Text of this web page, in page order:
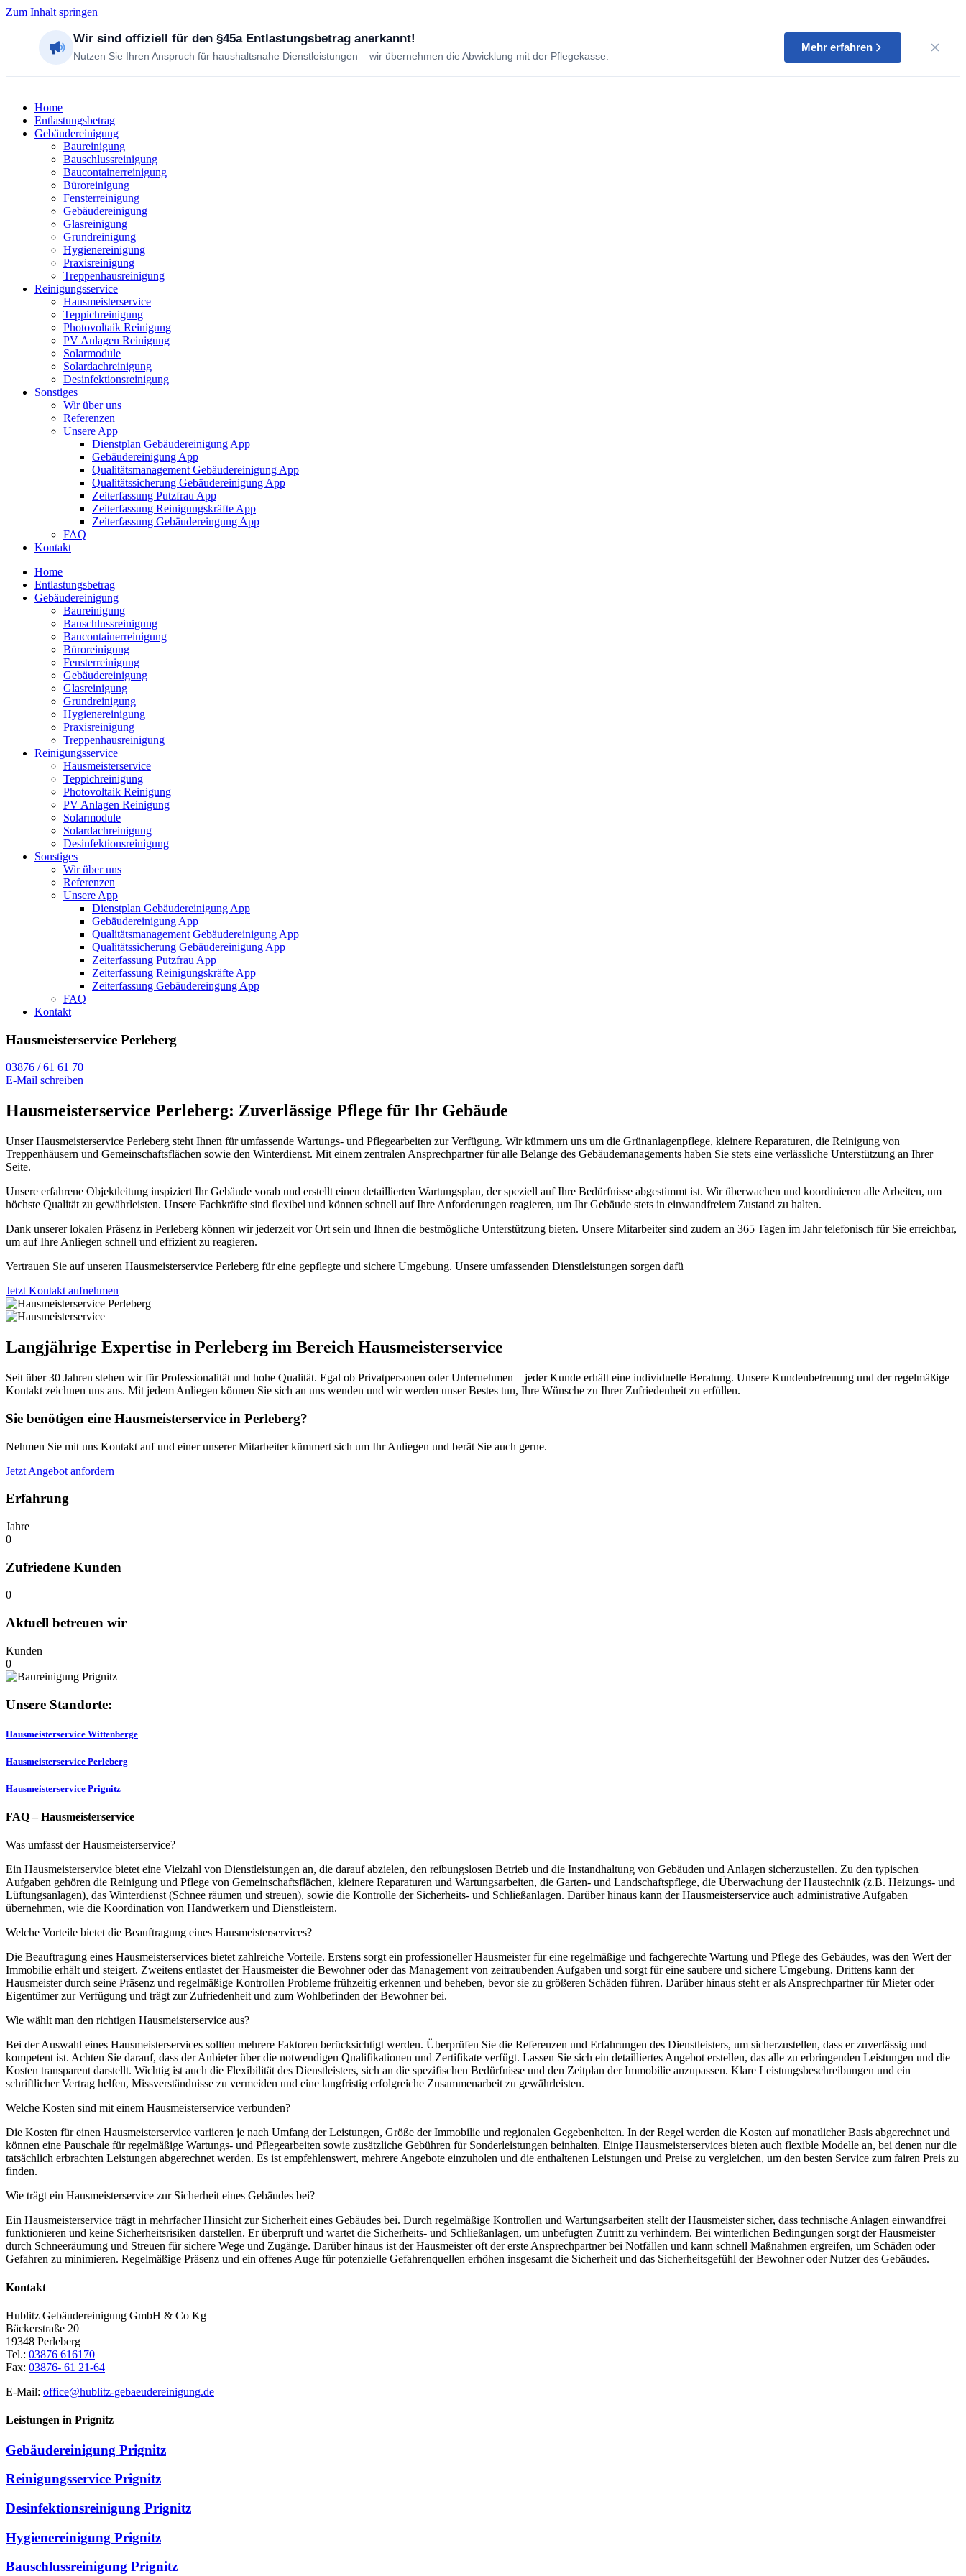
Zum Inhalt springen
Wir sind offiziell für den §45a Entlastungsbetrag anerkannt!
Nutzen Sie Ihren Anspruch für haushaltsnahe Dienstleistungen – wir übernehmen die Abwicklung mit der Pflegekasse.
Mehr erfahren
Home
Entlastungsbetrag
Gebäudereinigung
Baureinigung
Bauschlussreinigung
Baucontainerreinigung
Büroreinigung
Fensterreinigung
Gebäudereinigung
Glasreinigung
Grundreinigung
Hygienereinigung
Praxisreinigung
Treppenhausreinigung
Reinigungsservice
Hausmeisterservice
Teppichreinigung
Photovoltaik Reinigung
PV Anlagen Reinigung
Solarmodule
Solardachreinigung
Desinfektionsreinigung
Sonstiges
Wir über uns
Referenzen
Unsere App
Dienstplan Gebäudereinigung App
Gebäudereinigung App
Qualitätsmanagement Gebäudereinigung App
Qualitätssicherung Gebäudereinigung App
Zeiterfassung Putzfrau App
Zeiterfassung Reinigungskräfte App
Zeiterfassung Gebäudereingung App
FAQ
Kontakt
Home
Entlastungsbetrag
Gebäudereinigung
Baureinigung
Bauschlussreinigung
Baucontainerreinigung
Büroreinigung
Fensterreinigung
Gebäudereinigung
Glasreinigung
Grundreinigung
Hygienereinigung
Praxisreinigung
Treppenhausreinigung
Reinigungsservice
Hausmeisterservice
Teppichreinigung
Photovoltaik Reinigung
PV Anlagen Reinigung
Solarmodule
Solardachreinigung
Desinfektionsreinigung
Sonstiges
Wir über uns
Referenzen
Unsere App
Dienstplan Gebäudereinigung App
Gebäudereinigung App
Qualitätsmanagement Gebäudereinigung App
Qualitätssicherung Gebäudereinigung App
Zeiterfassung Putzfrau App
Zeiterfassung Reinigungskräfte App
Zeiterfassung Gebäudereingung App
FAQ
Kontakt
Hausmeisterservice Perleberg
03876 / 61 61 70
E-Mail schreiben
Hausmeisterservice Perleberg: Zuverlässige Pflege für Ihr Gebäude
Unser Hausmeisterservice Perleberg steht Ihnen für umfassende Wartungs- und Pflegearbeiten zur Verfügung. Wir kümmern uns um die Grünanlagenpflege, kleinere Reparaturen, die Reinigung von
Treppenhäusern und Gemeinschaftsflächen sowie den Winterdienst. Mit einem zentralen Ansprechpartner für alle Belange des Gebäudemanagements haben Sie stets eine verlässliche Unterstützung an Ihrer
Seite.
Unsere erfahrene Objektleitung inspiziert Ihr Gebäude vorab und erstellt einen detaillierten Wartungsplan, der speziell auf Ihre Bedürfnisse abgestimmt ist. Wir überwachen und koordinieren alle Arbeiten, um
höchste Qualität zu gewährleisten. Unsere Fachkräfte sind flexibel und können schnell auf Ihre Anforderungen reagieren, um Ihr Gebäude stets in einwandfreiem Zustand zu halten.
Dank unserer lokalen Präsenz in Perleberg können wir jederzeit vor Ort sein und Ihnen die bestmögliche Unterstützung bieten. Unsere Mitarbeiter sind zudem an 365 Tagen im Jahr telefonisch für Sie erreichbar,
um auf Ihre Anliegen schnell und effizient zu reagieren.
Vertrauen Sie auf unseren Hausmeisterservice Perleberg für eine gepflegte und sichere Umgebung. Unsere umfassenden Dienstleistungen sorgen dafü
Jetzt Kontakt aufnehmen
Langjährige Expertise in Perleberg im Bereich Hausmeisterservice
Seit über 30 Jahren stehen wir für Professionalität und hohe Qualität. Egal ob Privatpersonen oder Unternehmen – jeder Kunde erhält eine individuelle Beratung. Unsere Kundenbetreuung und der regelmäßige
Kontakt zeichnen uns aus. Mit jedem Anliegen können Sie sich an uns wenden und wir werden unser Bestes tun, Ihre Wünsche zu Ihrer Zufriedenheit zu erfüllen.
Sie benötigen eine Hausmeisterservice in Perleberg?
Nehmen Sie mit uns Kontakt auf und einer unserer Mitarbeiter kümmert sich um Ihr Anliegen und berät Sie auch gerne.
Jetzt Angebot anfordern
Erfahrung
Jahre
0
Zufriedene Kunden
0
Aktuell betreuen wir
Kunden
0
Unsere Standorte:
Hausmeisterservice Wittenberge
Hausmeisterservice Perleberg
Hausmeisterservice Prignitz
FAQ – Hausmeisterservice
Was umfasst der Hausmeisterservice?
Ein Hausmeisterservice bietet eine Vielzahl von Dienstleistungen an, die darauf abzielen, den reibungslosen Betrieb und die Instandhaltung von Gebäuden und Anlagen sicherzustellen. Zu den typischen
Aufgaben gehören die Reinigung und Pflege von Gemeinschaftsflächen, kleinere Reparaturen und Wartungsarbeiten, die Garten- und Landschaftspflege, die Überwachung der Haustechnik (z.B. Heizungs- und
Lüftungsanlagen), das Winterdienst (Schnee räumen und streuen), sowie die Kontrolle der Sicherheits- und Schließanlagen. Darüber hinaus kann der Hausmeisterservice auch administrative Aufgaben
übernehmen, wie die Koordination von Handwerkern und Dienstleistern.
Welche Vorteile bietet die Beauftragung eines Hausmeisterservices?
Die Beauftragung eines Hausmeisterservices bietet zahlreiche Vorteile. Erstens sorgt ein professioneller Hausmeister für eine regelmäßige und fachgerechte Wartung und Pflege des Gebäudes, was den Wert der
Immobilie erhält und steigert. Zweitens entlastet der Hausmeister die Bewohner oder das Management von zeitraubenden Aufgaben und sorgt für eine saubere und sichere Umgebung. Drittens kann der
Hausmeister durch seine Präsenz und regelmäßige Kontrollen Probleme frühzeitig erkennen und beheben, bevor sie zu größeren Schäden führen. Darüber hinaus steht er als Ansprechpartner für Mieter oder
Eigentümer zur Verfügung und trägt zur Zufriedenheit und zum Wohlbefinden der Bewohner bei.
Wie wählt man den richtigen Hausmeisterservice aus?
Bei der Auswahl eines Hausmeisterservices sollten mehrere Faktoren berücksichtigt werden. Überprüfen Sie die Referenzen und Erfahrungen des Dienstleisters, um sicherzustellen, dass er zuverlässig und
kompetent ist. Achten Sie darauf, dass der Anbieter über die notwendigen Qualifikationen und Zertifikate verfügt. Lassen Sie sich ein detailliertes Angebot erstellen, das alle zu erbringenden Leistungen und die
Kosten transparent darstellt. Wichtig ist auch die Flexibilität des Dienstleisters, sich an die spezifischen Bedürfnisse und den Zeitplan der Immobilie anzupassen. Klare Leistungsbeschreibungen und ein
schriftlicher Vertrag helfen, Missverständnisse zu vermeiden und eine langfristig erfolgreiche Zusammenarbeit zu gewährleisten.
Welche Kosten sind mit einem Hausmeisterservice verbunden?
Die Kosten für einen Hausmeisterservice variieren je nach Umfang der Leistungen, Größe der Immobilie und regionalen Gegebenheiten. In der Regel werden die Kosten auf monatlicher Basis abgerechnet und
können eine Pauschale für regelmäßige Wartungs- und Pflegearbeiten sowie zusätzliche Gebühren für Sonderleistungen beinhalten. Einige Hausmeisterservices bieten auch flexible Modelle an, bei denen nur die
tatsächlich erbrachten Leistungen abgerechnet werden. Es ist empfehlenswert, mehrere Angebote einzuholen und die enthaltenen Leistungen und Preise zu vergleichen, um den besten Service zum fairen Preis zu
finden.
Wie trägt ein Hausmeisterservice zur Sicherheit eines Gebäudes bei?
Ein Hausmeisterservice trägt in mehrfacher Hinsicht zur Sicherheit eines Gebäudes bei. Durch regelmäßige Kontrollen und Wartungsarbeiten stellt der Hausmeister sicher, dass technische Anlagen einwandfrei
funktionieren und keine Sicherheitsrisiken darstellen. Er überprüft und wartet die Sicherheits- und Schließanlagen, um unbefugten Zutritt zu verhindern. Bei winterlichen Bedingungen sorgt der Hausmeister
durch Schneeräumung und Streuen für sichere Wege und Zugänge. Darüber hinaus ist der Hausmeister oft der erste Ansprechpartner bei Notfällen und kann schnell Maßnahmen ergreifen, um Schäden oder
Gefahren zu minimieren. Regelmäßige Präsenz und ein offenes Auge für potenzielle Gefahrenquellen erhöhen insgesamt die Sicherheit und das Sicherheitsgefühl der Bewohner oder Nutzer des Gebäudes.
Kontakt
Hublitz Gebäudereinigung GmbH & Co Kg
Bäckerstraße 20
19348 Perleberg
Tel.: 03876 616170
Fax: 03876- 61 21-64
E-Mail: office@hublitz-gebaeudereinigung.de
Leistungen in Prignitz
Gebäudereinigung Prignitz
Reinigungsservice Prignitz
Desinfektionsreinigung Prignitz
Hygienereinigung Prignitz
Bauschlussreinigung Prignitz